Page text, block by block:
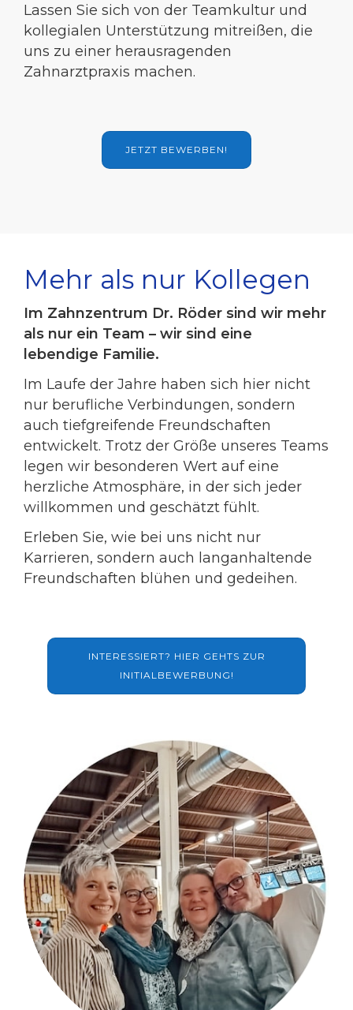
Lassen Sie sich von der Teamkultur und
kollegialen Unterstützung mitreißen, die
uns zu einer herausragenden
Zahnarztpraxis machen.
JETZT BEWERBEN!
Mehr als nur Kollegen
Im Zahnzentrum Dr. Röder sind wir mehr
als nur ein Team – wir sind eine
lebendige Familie.
Im Laufe der Jahre haben sich hier nicht
nur berufliche Verbindungen, sondern
auch tiefgreifende Freundschaften
entwickelt. Trotz der Größe unseres Teams
legen wir besonderen Wert auf eine
herzliche Atmosphäre, in der sich jeder
willkommen und geschätzt fühlt.
Erleben Sie, wie bei uns nicht nur
Karrieren, sondern auch langanhaltende
Freundschaften blühen und gedeihen.
INTERESSIERT? HIER GEHTS ZUR
INITIALBEWERBUNG!